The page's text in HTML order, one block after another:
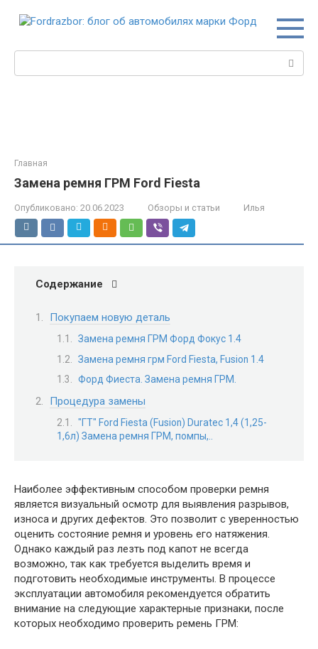
Главная
Замена ремня ГРМ Ford Fiesta
Опубликовано: 20.06.2023 Обзоры и статьи Илья
Содержание
Покупаем новую деталь
Замена ремня ГРМ Форд Фокус 1.4
Замена ремня грм Ford Fiesta, Fusion 1.4
Форд Фиеста. Замена ремня ГРМ.
Процедура замены
"ГТ" Ford Fiesta (Fusion) Duratес 1,4 (1,25-
1,6л) Замена ремня ГРМ, помпы,..
Наиболее эффективным способом проверки ремня
является визуальный осмотр для выявления разрывов,
износа и других дефектов. Это позволит с уверенностью
оценить состояние ремня и уровень его натяжения.
Однако каждый раз лезть под капот не всегда
возможно, так как требуется выделить время и
подготовить необходимые инструменты. В процессе
эксплуатации автомобиля рекомендуется обратить
внимание на следующие характерные признаки, после
которых необходимо проверить ремень ГРМ: